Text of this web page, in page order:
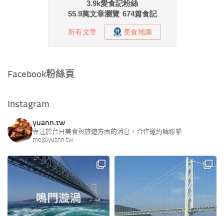
Facebook粉絲頁
Instagram
yuann.tw
專注於台日美食與旅遊方面的消息。合作邀約請聯繫
me@yuann.tw